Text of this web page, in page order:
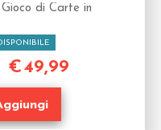
di Carte in
€49,99